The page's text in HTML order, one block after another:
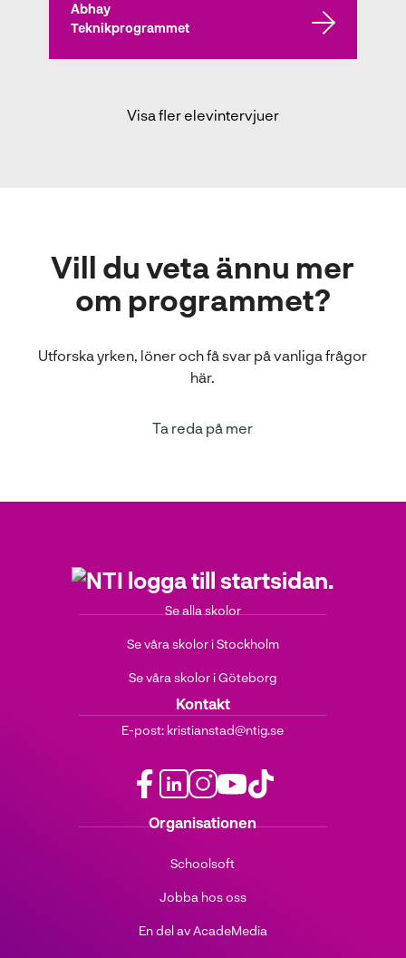
Abhay
Teknikprogrammet
Visa fler elevintervjuer
Vill du veta ännu mer
om programmet?
Utforska yrken, löner och få svar på vanliga frågor
här.
Ta reda på mer
Se alla skolor
Se våra skolor i Stockholm
Se våra skolor i Göteborg
Kontakt
E-post: kristianstad@ntig.se
a
k
i
k
d
n
n
t
g
a
o
t
b
(
i
ö
Organisationen
Schoolsoft
Jobba hos oss
En del av AcadeMedia